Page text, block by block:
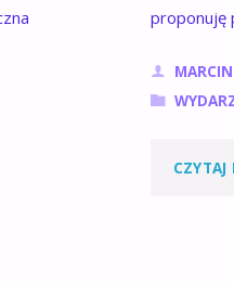
proponuję
CZYTAJ